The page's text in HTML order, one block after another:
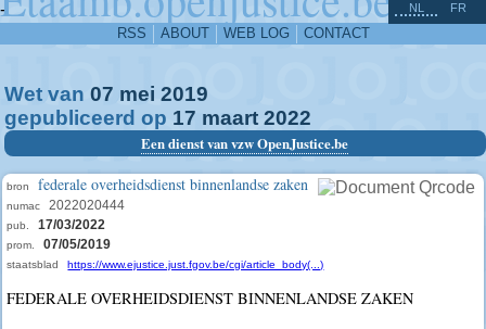
-
RSS ABOUT WEB LOG CONTACT
NL FR
Wet van 07 mei 2019
gepubliceerd op 17 maart 2022
Een dienst van vzw OpenJustice.be
bron federale overheidsdienst binnenlandse zaken
numac 2022020444
pub. 17/03/2022
prom. 07/05/2019
staatsblad https://www.ejustice.just.fgov.be/cgi/article_body(...)
FEDERALE OVERHEIDSDIENST BINNENLANDSE ZAKEN
^